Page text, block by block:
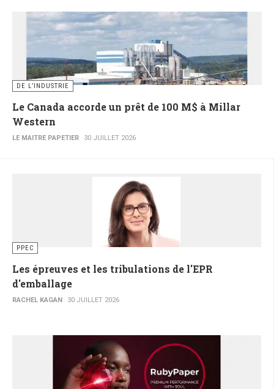
DE L’INDUSTRIE
Le Canada accorde un prêt de 100 M$ à Millar
Western
LE MAITRE PAPETIER 30 JUILLET 2026
PPEC
Les épreuves et les tribulations de l'EPR
d'emballage
RACHEL KAGAN 30 JUILLET 2026